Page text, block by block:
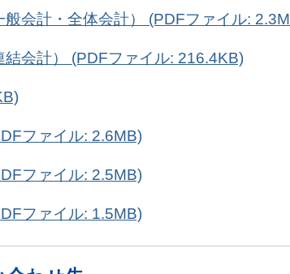
会計・全体会計） (PDFファイル:
会計） (PDFファイル: 216.4KB)
ファイル: 2.6MB)
ファイル: 2.5MB)
ファイル: 1.5MB)